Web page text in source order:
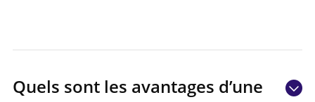
Quels sont les avantages d’une